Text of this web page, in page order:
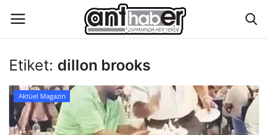
Eğitim
Etiket: dillon brooks
Aktüel Magazin